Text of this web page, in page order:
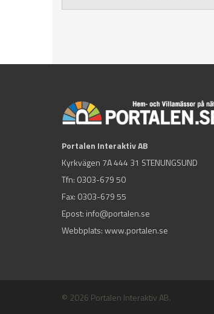
Portalen Interaktiv AB
Kyrkvägen 7A 444 31 STENUNGSUND
Tfn: 0303-679 50
Fax: 0303-679 55
Epost: info@portalen.se
Webbplats: www.portalen.se
© 2026 Portalen Interaktiv AB.